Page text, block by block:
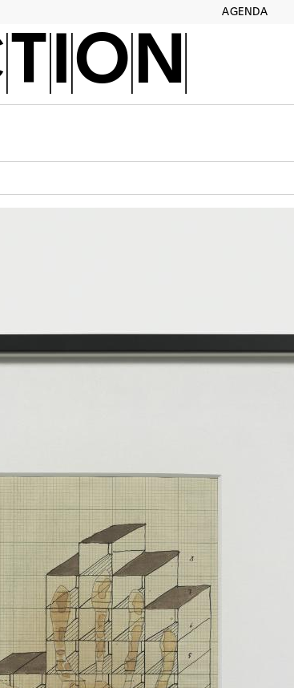
AGENDA